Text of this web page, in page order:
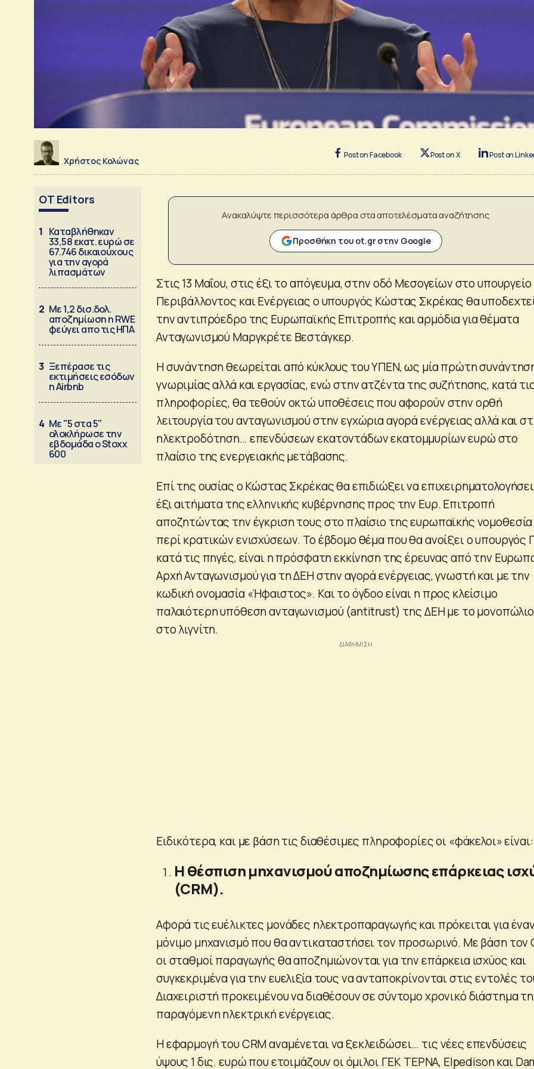
Χρήστος Κολώνας
Post on Facebook Post on X Post on
OT Editors
1 Καταβλήθηκαν
33,58 εκατ. ευρώ σε
67.746 δικαιούχους
για την αγορά
λιπασμάτων
2 Με 1,2 δισ.δολ.
αποζημίωση η RWE
φεύγει απο τις ΗΠΑ
3 Ξεπέρασε τις
εκτιμήσεις εσόδων
η Airbnb
4 Με "5 στα 5"
ολοκλήρωσε την
εβδομάδα ο Stoxx
600
Ανακαλύψτε περισσότερα άρθρα στα αποτελέσματα αναζήτησης
Προσθήκη του ot.gr στην Google
Στις 13 Μαΐου, στις έξι το απόγευμα, στην οδό Μεσογείων στο υπουργείο
Περιβάλλοντος και Ενέργειας ο υπουργός Κώστας Σκρέκας θα
την αντιπρόεδρο της Ευρωπαϊκής Επιτροπής και αρμόδια για θέματα
Ανταγωνισμού Μαργκρέτε Βεστάγκερ.
Η συνάντηση θεωρείται από κύκλους του ΥΠΕΝ, ως μία πρώτη
γνωριμίας αλλά και εργασίας, ενώ στην ατζέντα της συζήτησης, κατά
πληροφορίες, θα τεθούν οκτώ υποθέσεις που αφορούν στην ορθή
λειτουργία του ανταγωνισμού στην εγχώρια αγορά ενέργειας αλλά και
ηλεκτροδότηση… επενδύσεων εκατοντάδων εκατομμυρίων ευρώ στο
πλαίσιο της ενεργειακής μετάβασης.
Επί της ουσίας ο Κώστας Σκρέκας θα επιδιώξει να επιχειρηματολογήσει
έξι αιτήματα της ελληνικής κυβέρνησης προς την Ευρ. Επιτροπή
αποζητώντας την έγκριση τους στο πλαίσιο της ευρωπαϊκής νομοθεσία
περί κρατικών ενισχύσεων. Το έβδομο θέμα που θα ανοίξει ο υπουργός
κατά τις πηγές, είναι η πρόσφατη εκκίνηση της έρευνας από την
Αρχή Ανταγωνισμού για τη ΔΕΗ στην αγορά ενέργειας, γνωστή και με την
κωδική ονομασία «Ήφαιστος». Και το όγδοο είναι η προς κλείσιμο
παλαιότερη υπόθεση ανταγωνισμού (antitrust) της ΔΕΗ με το μονοπώλιο
στο λιγνίτη.
Ειδικότερα, και με βάση τις διαθέσιμες πληροφορίες οι «φάκελοι» είναι:
Η θέσπιση μηχανισμού αποζημίωσης επάρκειας
(CRM).
Αφορά τις ευέλικτες μονάδες ηλεκτροπαραγωγής και πρόκειται για έναν
μόνιμο μηχανισμό που θα αντικαταστήσει τον προσωρινό. Με βάση τον
οι σταθμοί παραγωγής θα αποζημιώνονται για την επάρκεια ισχύος και
συγκεκριμένα για την ευελιξία τους να ανταποκρίνονται στις εντολές
Διαχειριστή προκειμένου να διαθέσουν σε σύντομο χρονικό διάστημα
παραγόμενη ηλεκτρική ενέργειας.
Η εφαρμογή του CRM αναμένεται να ξεκλειδώσει… τις νέες επενδύσεις
ύψους 1 δις. ευρώ που ετοιμάζουν οι όμιλοι ΓΕΚ ΤΕΡΝΑ, Elpedison και